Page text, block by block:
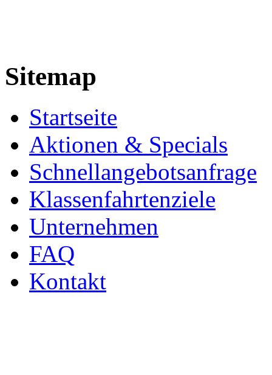
Sitemap
Startseite
Aktionen & Specials
Schnellangebotsanfrage
Klassenfahrtenziele
Unternehmen
FAQ
Kontakt